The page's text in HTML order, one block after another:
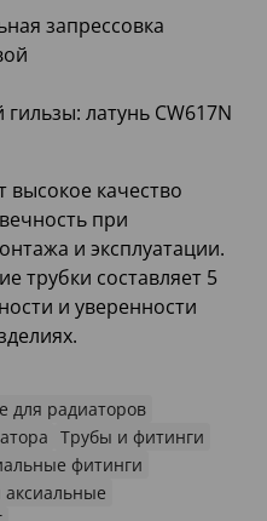
запрессовка
латунь CW617N
высокое качество
при
и эксплуатации.
трубки составляет 5
и уверенности
для радиаторов
Трубы и фитинги
фитинги
аксиальные